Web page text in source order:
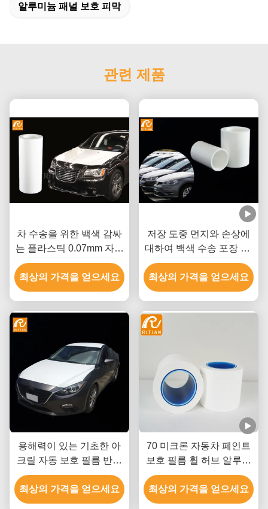
알루미늄 패널 보호 피막
관련 제품
차 수송을 위한 백색 감싸
는 플라스틱 0.07mm 자동
보호 필름
최상의 가격을 얻으세요
저장 도중 먼지와 손상에
대하여 백색 수송 포장 Pe
플레스틱 필름
최상의 가격을 얻으세요
용해력이 있는 기초한 아
크릴 자동 보호 필름 반대
로 UV ROHS SGS 증명서
최상의 가격을 얻으세요
70 미크론 자동차 페인트
보호 필름 휠 허브 알루미
늄 패널 보호 필름
최상의 가격을 얻으세요